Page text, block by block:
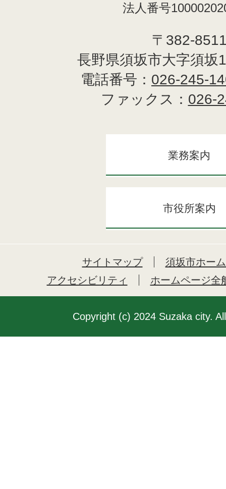
法人番号
〒382-
長野県須坂市大字須坂
電話番号： 026-245-
ファックス： 026-
業務案内
市役所案内
サイトマップ
須坂市ホー
アクセシビリティ
ホームページ全
Copyright (c) 2024 Suzaka city.